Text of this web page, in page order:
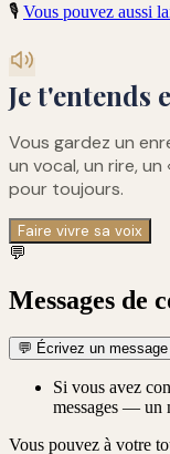
🎙️ Vous pouvez aussi
Je t'entends
Vous gardez un
un vocal, un rire, un
pour toujours.
Faire vivre sa voix
💬
Messages de
💬 Écrivez un
Si vous avez
messages — un
Vous pouvez à votre